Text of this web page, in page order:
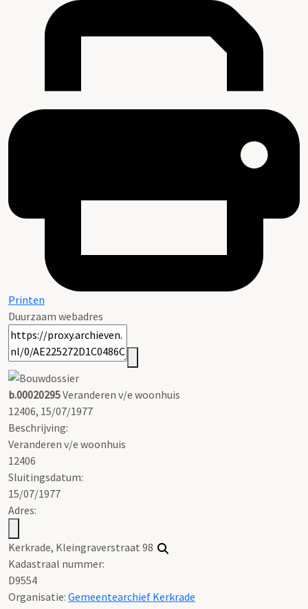
Printen
Duurzaam webadres
b.00020295Veranderen v/e woonhuis
12406, 15/07/1977
Beschrijving:
Veranderen v/e woonhuis
12406
Sluitingsdatum:
15/07/1977
Adres:
Kerkrade, Kleingraverstraat 98
Kadastraal nummer:
D9554
Organisatie: Gemeentearchief Kerkrade